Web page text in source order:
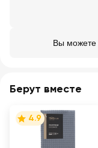
Вы можете
Берут вместе
4.9